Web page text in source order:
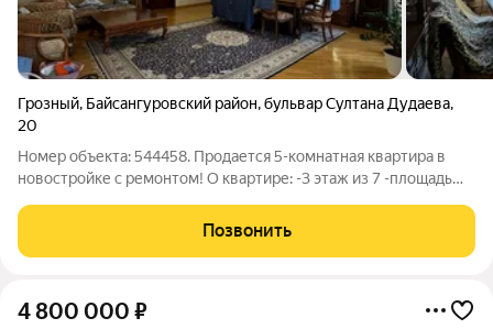
Грозный, Байсангуровский район,бульвар Султана Дудаева,
20
Номер объекта: 544458. Продается 5-комнатная квартира в
новостройке с ремонтом! О квартире: -3 этаж из 7 -площадь
кабинетная комната, гостиная-холл, зал, кухня, гардеробная
-мебель полностью
Позвонить
4 800 000 ₽